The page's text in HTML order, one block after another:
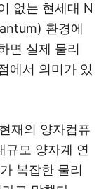
없는 현세대 N
환경에
면 실제 물리
에서 의미가 있
재의 양자컴퓨
규모 양자계 연
복잡한 물리